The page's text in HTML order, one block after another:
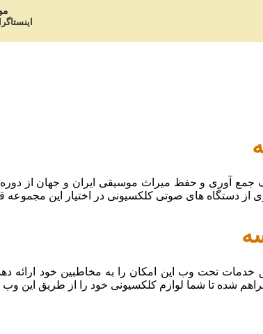
پارسه در سال 1399 با هدف جمع آوری و حفظ میراث موسیقی
دستگاه های صوتی کلکسیونی در اختیار این مجموعه
خدمات تحت وب این امکان را به مخاطبین خود
شده تا شما لوازم کلکسیونی خود را از طریق این